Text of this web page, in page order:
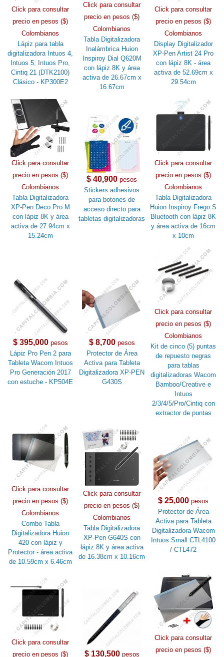
Click para consultar
precio en pesos ($)
Colombianos
Lápiz para tabla
digitalizadora Intuos 4,
Intuos 5, Intuos Pro,
Cintiq 21 (DTK2100)
Clásico - KP300E2
Click para consultar
precio en pesos ($)
Colombianos
Tabla Digitalizadora
Inalámbrica Huion
Inspiroy Dial Q620M
con lápiz 8K y área
activa de 26.67cm x
16.67cm
Click para consultar
precio en pesos ($)
Colombianos
Display Digitalizador
XP-Pen Artist 24 Pro
con lápiz 8K - área
activa de 52.69cm x
29.54cm
Click para consultar
precio en pesos ($)
Colombianos
Tabla Digitalizadora
XP-Pen Deco Pro M
con lápiz 8K y área
activa de 27.94cm x
15.24cm
$ 40,900 pesos
Stickers adhesivos
para botones de
acceso directo para
tabletas digitalizadoras
Click para consultar
precio en pesos ($)
Colombianos
Tabla Digitalizadora
Huion Inspiroy Frego S
Bluetooth con lápiz 8K
y área activa de 16cm
x 10cm
$ 395,000pesos
Lápiz Pro Pen 2 para
Tableta Wacom Intuos
Pro Generación 2017
con estuche - KP504E
$ 8,700pesos
Protector de Área
Activa para Tableta
Digitalizadora XP-PEN
G430S
Click para consultar
precio en pesos ($)
Colombianos
Kit de cinco (5) puntas
de repuesto negras
para tablas
digitalizadoras Wacom
Bamboo/Creative e
Intuos
2/3/4/5/Pro/Cintiq con
extractor de puntas
Click para consultar
precio en pesos ($)
Colombianos
Combo Tabla
Digitalizadora Huion
420 con lápiz y
Protector - área activa
de 10.59cm x 6.46cm
Click para consultar
precio en pesos ($)
Colombianos
Tabla Digitalizadora
XP-Pen G640S con
lápiz 8K y área activa
de 16.38cm x 10.16cm
$ 25,000 pesos
Protector de Área
Activa para Tableta
Digitalizadora Wacom
Intuos Small CTL4100
/ CTL472
Click para consultar
precio en pesos ($)
$ 130,500pesos
Click para consultar
precio en pesos ($)